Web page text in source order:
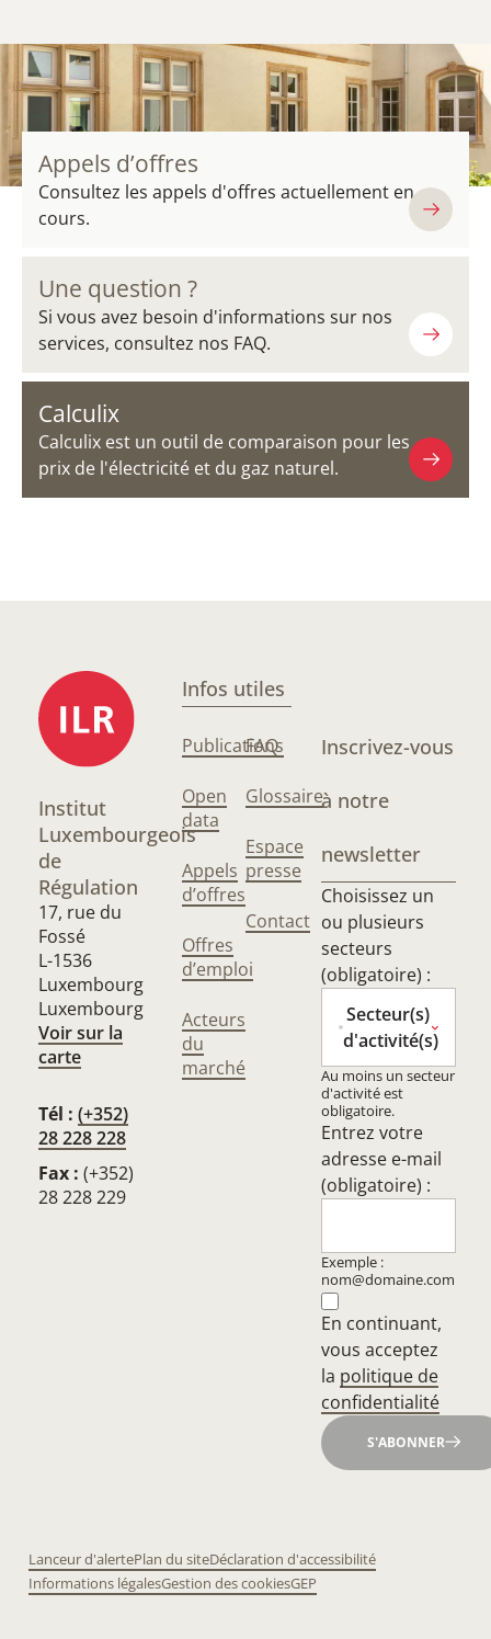
Appels d’offres
Consultez les appels d'offres actuellement en
cours.
Une question ?
Si vous avez besoin d'informations sur nos
services, consultez nos FAQ.
Calculix
Calculix est un outil de comparaison pour les
prix de l'électricité et du gaz naturel.
Institut
Luxembourgeois
de
Régulation
17, rue du
Fossé
L-1536
Luxembourg
Luxembourg
Voir sur la
carte
Tél : (+352)
28 228 228
Fax : (+352)
28 228 229
Infos utiles
Publications
Open
data
Appels
d’offres
Offres
d’emploi
Acteurs
du
marché
FAQ
Glossaire
Espace
presse
Contact
Inscrivez-vous
à notre
newsletter
Choisissez un
ou plusieurs
secteurs
(obligatoire) :
Secteur(s)
d'activité(s)
Au moins un secteur
d'activité est
obligatoire.
Entrez votre
adresse e-mail
(obligatoire) :
Exemple :
nom@domaine.com
En continuant,
vous acceptez
la politique de
confidentialité
S'ABONNER
Lanceur d'alertePlan du siteDéclaration d'accessibilité
Informations légalesGestion des cookiesGEP